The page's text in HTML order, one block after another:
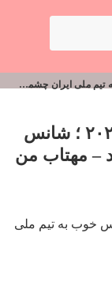
جزئیات قرعه‌کشی جام جهانی ۲۰۲۶ ؛ شانس
– مهتاب من